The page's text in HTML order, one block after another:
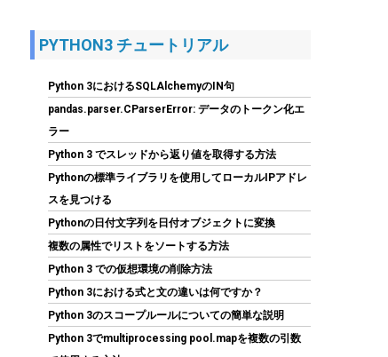
ARCTIC P12 Pro PST - パワフルなプレミアム
ファン、Yケーブルスプリッター付き120mm
PWMファン 600-3000 RPM、0 RPM
(544589) GBP 12.66
(2026-08-09 04:05
GMT +09:00 時点 -詳細はこちら)
PYTHON3 チュートリアル
Python 3におけるSQLAlchemyのIN句
pandas.parser.CParserError: データのトークン化エ
ラー
Python 3 でスレッドから返り値を取得する方法
Pythonの標準ライブラリを使用してローカルIPアドレ
スを見つける
Pythonの日付文字列を日付オブジェクトに変換
複数の属性でリストをソートする方法
Python 3 での仮想環境の削除方法
Python 3における式と文の違いは何ですか？
Python 3のスコープルールについての簡単な説明
Python 3でmultiprocessing pool.mapを複数の引数